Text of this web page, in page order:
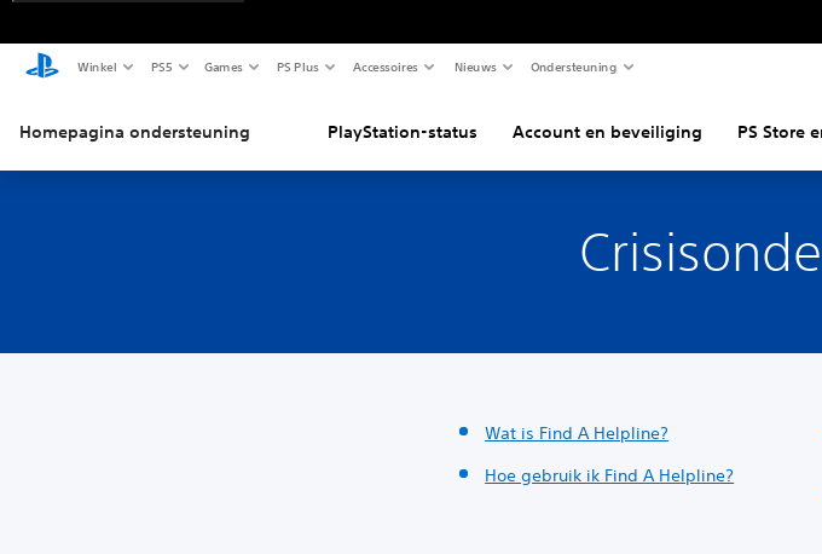
Winkel PS5 Games PS Plus Accessoires Nieuws Ondersteuning
Homepagina ondersteuning PlayStation-status Account en beveiliging PS Store
Wat is Find A Helpline?
Hoe gebruik ik Find A Helpline?